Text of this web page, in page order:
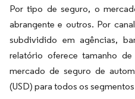
Por tipo de seguro, o
abrangente e outros. Por
subdividido em agências,
relatório oferece tamanho
mercado de seguro de
(USD) para todos os